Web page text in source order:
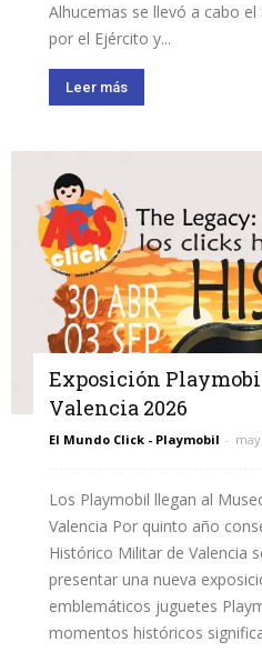
Alhucemas se llevó a cabo
por el Ejército y...
Leer más
Exposición
Valencia 2026
El Mundo Click - Playmobil -
Los Playmobil llegan al
Valencia Por quinto año
Histórico Militar de Valencia
presentar una nueva
emblemáticos juguetes
momentos históricos